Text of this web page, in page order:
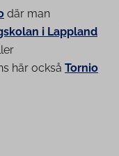
där man
i Lappland
här också Tornio